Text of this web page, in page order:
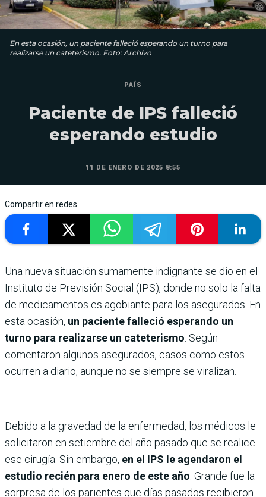
En esta ocasión, un paciente falleció esperando un turno para
realizarse un cateterismo. Foto: Archivo
PAÍS
Paciente de IPS falleció
esperando estudio
11 DE ENERO DE 2025 8:55
Compartir en redes
Una nueva situación sumamente indignante se dio en el
Instituto de Previsión Social (IPS), donde no solo la falta
de medicamentos es agobiante para los asegurados. En
esta ocasión, un paciente falleció esperando un
turno para realizarse un cateterismo . Según
comentaron algunos asegurados, casos como estos
ocurren a diario, aunque no se siempre se viralizan.
Debido a la gravedad de la enfermedad, los médicos le
solicitaron en setiembre del año pasado que se realice
ese cirugía. Sin embargo, en el IPS le agendaron el
estudio recién para enero de este año . Grande fue la
sorpresa de los parientes que días pasados recibieron